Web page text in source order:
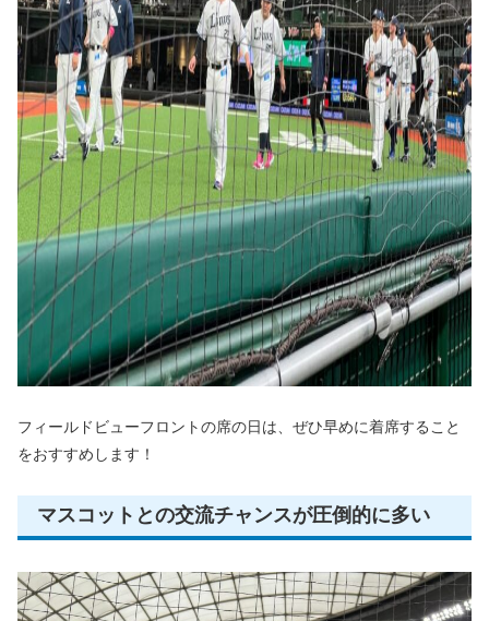
フィールドビューフロントの席の日は、ぜひ早めに着席すること
をおすすめします！
マスコットとの交流チャンスが圧倒的に多い